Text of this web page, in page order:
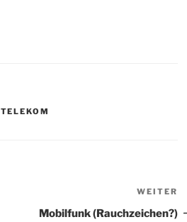
TELEKOM
WEITER
Mobilfunk (Rauchzeichen?)